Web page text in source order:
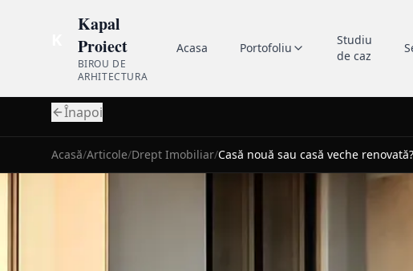
Kapal
Proiect
BIROU DE
ARHITECTURA
Acasa Portofoliu
Studiu
de caz
Înapoi
Acasă/Articole/Drept Imobiliar/Casă nouă sau casă veche renovată?